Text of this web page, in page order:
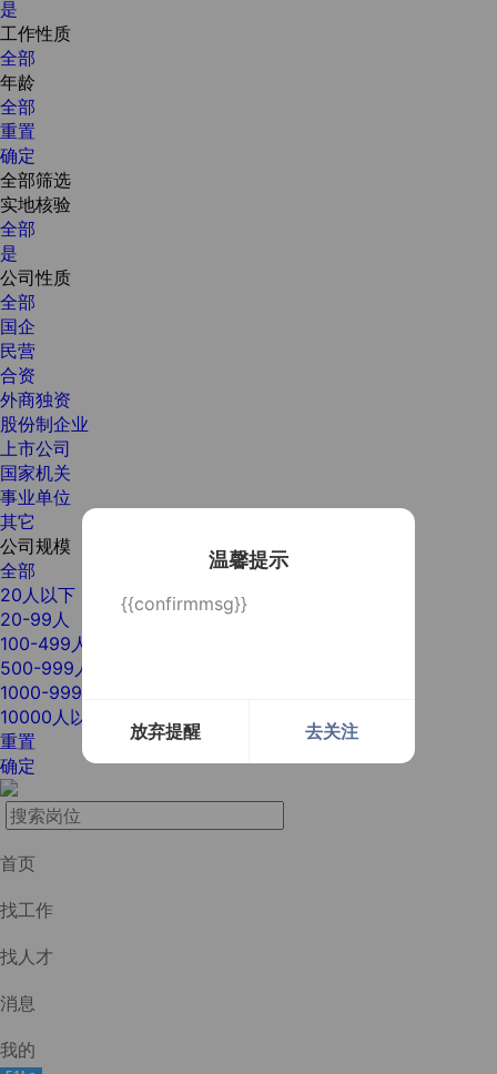
温馨提示
{{confirmmsg}}
放弃提醒 去关注
是
工作性质
全部
年龄
全部
重置
确定
全部筛选
实地核验
全部
是
公司性质
全部
国企
民营
合资
外商独资
股份制企业
上市公司
国家机关
事业单位
其它
公司规模
全部
20人以下
20-99人
100-499人
500-999人
1000-9999人
10000人以上
重置
确定
首页
找工作
找人才
消息
我的